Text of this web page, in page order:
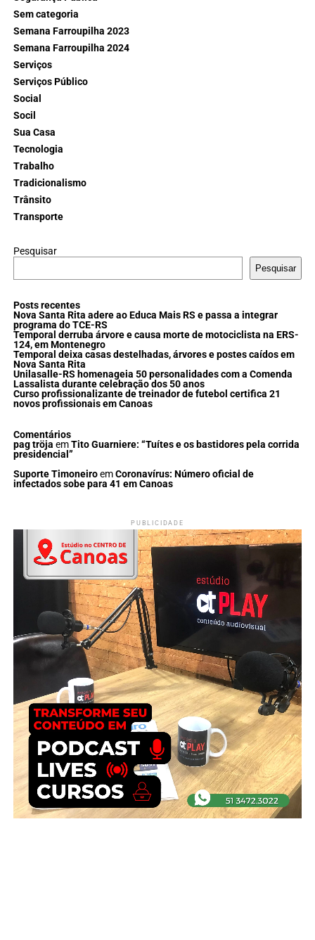
Sem categoria
Semana Farroupilha 2023
Semana Farroupilha 2024
Serviços
Serviços Público
Social
Socil
Sua Casa
Tecnologia
Trabalho
Tradicionalismo
Trânsito
Transporte
Pesquisar
Pesquisar
Posts recentes
Nova Santa Rita adere ao Educa Mais RS e passa a integrar
programa do TCE-RS
Temporal derruba árvore e causa morte de motociclista na ERS-
124, em Montenegro
Temporal deixa casas destelhadas, árvores e postes caídos em
Nova Santa Rita
Unilasalle-RS homenageia 50 personalidades com a Comenda
Lassalista durante celebração dos 50 anos
Curso profissionalizante de treinador de futebol certifica 21
novos profissionais em Canoas
Comentários
pag tröja emTito Guarniere: “Tuítes e os bastidores pela corrida
presidencial”
Suporte TimoneiroemCoronavírus: Número oficial de
infectados sobe para 41 em Canoas
PUBLICIDADE